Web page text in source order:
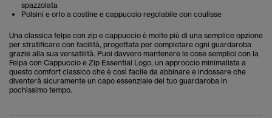
spazzolata
Polsini e orlo a costine e cappuccio regolabile con coulisse
Una classica felpa con zip e cappuccio è molto più di una semplice opzione
per stratificare con facilità, progettata per completare ogni guardaroba
grazie alla sua versatilità. Puoi davvero mantenere le cose semplici con la
Felpa con Cappuccio e Zip Essential Logo, un approccio minimalista a
questo comfort classico che è così facile da abbinare e indossare che
diventerà sicuramente un capo essenziale del tuo guardaroba in
pochissimo tempo.